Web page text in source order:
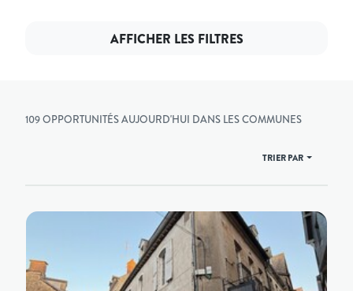
AFFICHER LES FILTRES
109 OPPORTUNITÉS AUJOURD'HUI DANS LES COMMUNES
TRIER PAR